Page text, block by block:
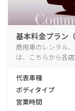
基本料金プラン（
商用車のレンタル
は、こちらから各
代表車種
ボディタイプ
営業時間